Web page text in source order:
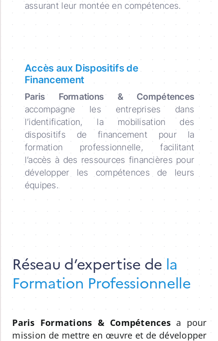
assurant leur montée en compétences.
Accès aux Dispositifs de
Financement
Paris Formations & Compétences
accompagne les entreprises dans
l’identification, la mobilisation des
dispositifs de financement pour la
formation professionnelle, facilitant
l’accès à des ressources financières pour
développer les compétences de leurs
équipes.
Réseau d’expertise dela
Formation Professionnelle
Paris Formations & Compétences a pour
mission de mettre en œuvre et de développer